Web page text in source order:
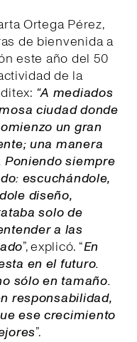
Ortega Pérez,
de bienvenida a
este año del 50
de la
“A mediados
ciudad donde
un gran
una manera
siempre
escuchándole,
diseño,
solo de
a las
”, explicó. “En
en el futuro.
sólo en tamaño.
responsabilidad,
ese crecimiento
”.